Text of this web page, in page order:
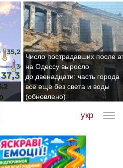
Число пострадавших после
на Одессу выросло
до двенадцати: часть города
все еще без света и воды
(обновлено)
укр